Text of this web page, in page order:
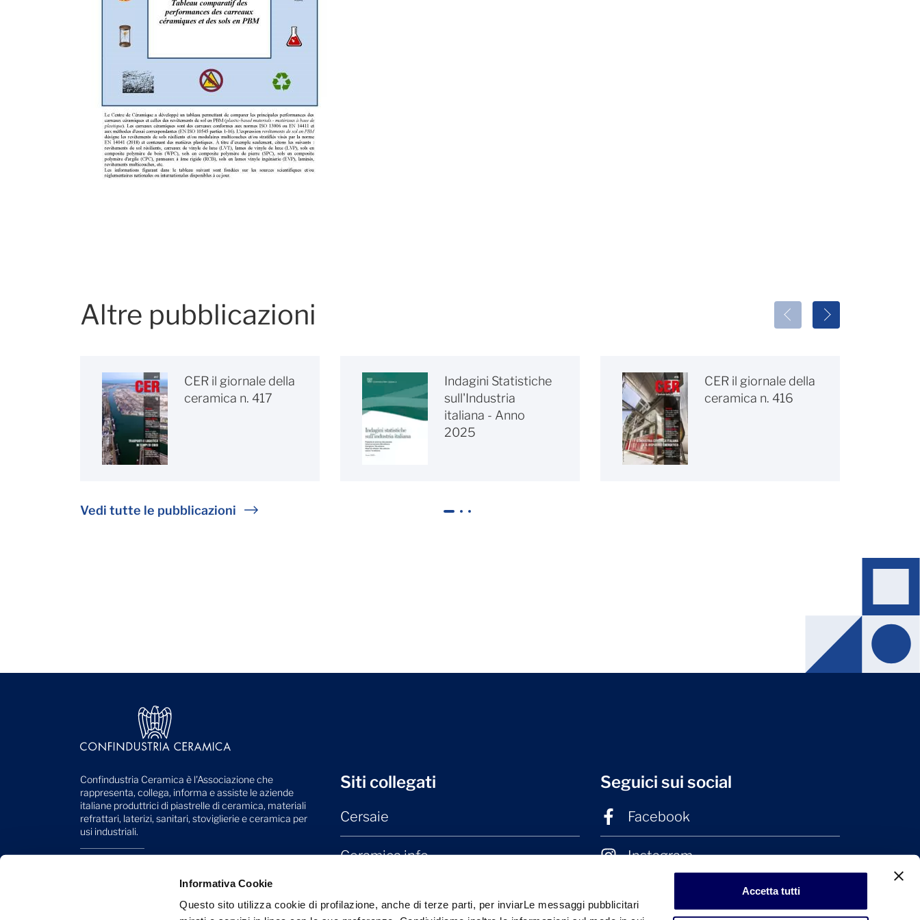
Informativa Cookie
Questo sito utilizza cookie di profilazione, anche di terze parti, per inviarLe messaggi pubblicitari
Accetta tutti
Altre pubblicazioni
CER il giornale della
ceramica n. 417
Indagini Statistiche
sull'Industria
italiana - Anno
2025
CER il giornale della
ceramica n. 416
1 2 3
Vedi tutte le pubblicazioni
Confindustria Ceramica è l'Associazione che
rappresenta, collega, informa e assiste le aziende
italiane produttrici di piastrelle di ceramica, materiali
refrattari, laterizi, sanitari, stoviglierie e ceramica per
usi industriali.
41049 Sassuolo (MO) - Italy
Siti collegati
Cersaie
Ceramica.info
Seguici sui social
Facebook
Instagram